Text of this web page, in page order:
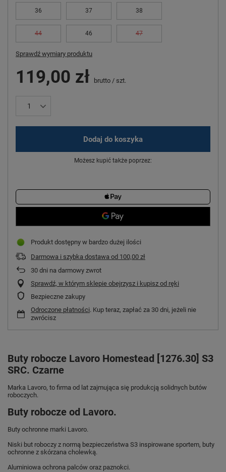
36 37 38
44 46 47
Sprawdź wymiary produktu
119,00 zł brutto / szt.
Dodaj do koszyka
Możesz kupić także poprzez:
Produkt dostępny w bardzo dużej ilości
Darmowa i szybka dostawa od 100,00 zł
30 dni na darmowy zwrot
Sprawdź, w którym sklepie obejrzysz i kupisz od ręki
Bezpieczne zakupy
Odroczone płatności. Kup teraz, zapłać za 30 dni, jeżeli nie
zwrócisz
Buty robocze Lavoro Homestead [1276.30] S3
SRC. Czarne
Marka Lavoro, to firma od lat zajmująca się produkcją solidnych butów
roboczych.
Buty robocze od Lavoro.
Buty ochronne marki Lavoro.
Niski but roboczy z normą bezpieczeństwa S3 inspirowane sportem, buty
ochronne z skórzana cholewką.
Aluminiowa ochrona palców oraz paznokci.